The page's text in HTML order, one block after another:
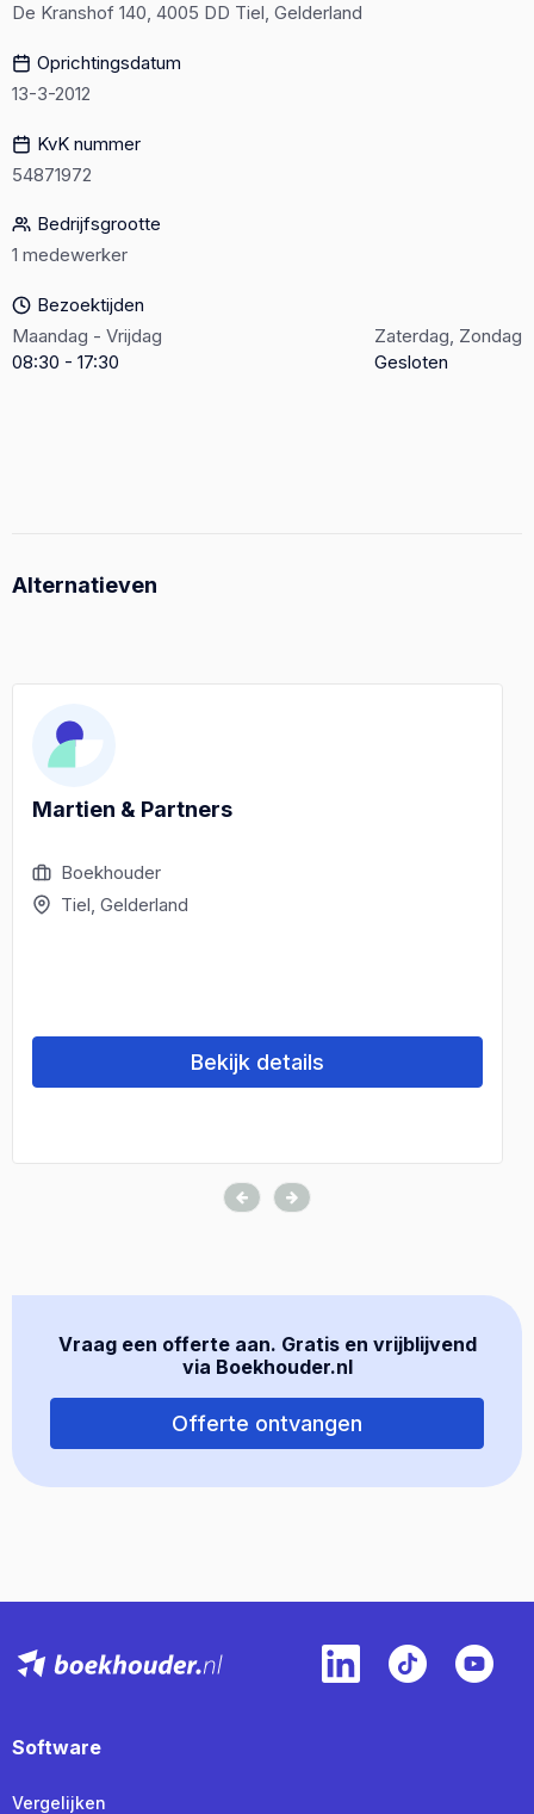
De Kranshof 140, 4005 DD Tiel, Gelderland
Oprichtingsdatum
13-3-2012
KvK nummer
54871972
Bedrijfsgrootte
1 medewerker
Bezoektijden
Maandag - Vrijdag
08:30 - 17:30
Zaterdag, Zondag
Gesloten
Alternatieven
Martien & Partners
Boekhouder
Tiel, Gelderland
Bekijk details
Vraag een offerte aan. Gratis en vrijblijvend
via Boekhouder.nl
Offerte ontvangen
Software
Vergelijken